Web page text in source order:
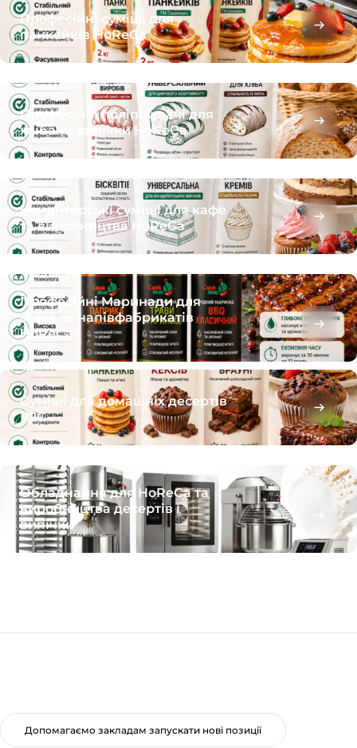
Професійні суміші для
панкейків HoReCa
Професійні поліпшувачі для
хліба та випічки HoReCa
Кондитерські суміші для кафе
та виробництва HoReCa
Професійні Маринади для
м’яса та напівфабрикатів
HoReCa
Суміші для домашніх десертів
B2C
Обладнання для HoReCa та
виробництва десертів і
випічки
Допомагаємо закладам запускати нові позиції